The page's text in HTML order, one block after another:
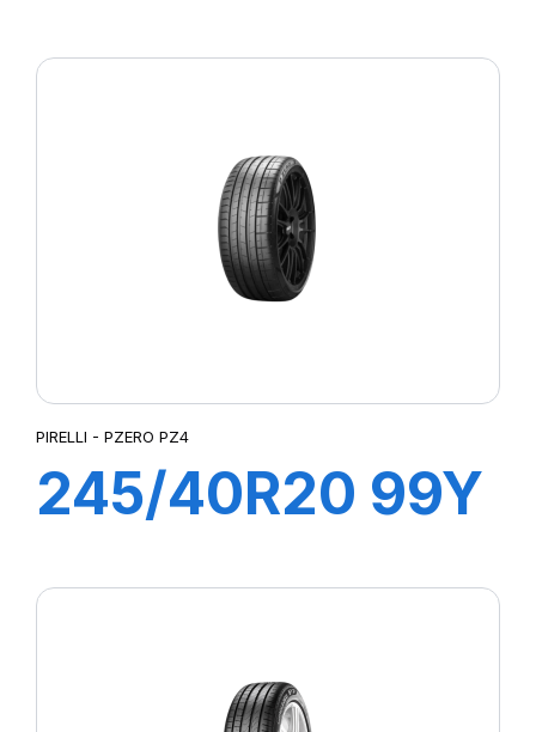
PIRELLI - PZERO PZ4
245/40R20 99Y